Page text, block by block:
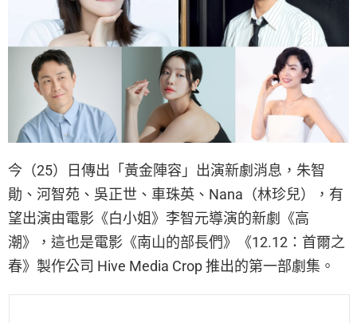
今（25）日傳出「黃金陣容」出演新劇消息，朱智
勛、河智苑、吳正世、車珠英、Nana（林珍兒），有
望出演由電影《白小姐》李智元導演的新劇《高
潮》，這也是電影《南山的部長們》《12.12：首爾之
春》製作公司 Hive Media Crop 推出的第一部劇集。